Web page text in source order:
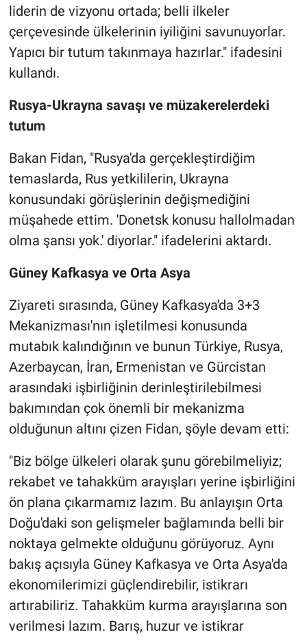
liderin de vizyonu ortada; belli ilkeler
çerçevesinde ülkelerinin iyiliğini savunuyorlar.
Yapıcı bir tutum takınmaya hazırlar." ifadesini
kullandı.
Rusya-Ukrayna savaşı ve müzakerelerdeki
tutum
Bakan Fidan, "Rusya'da gerçekleştirdiğim
temaslarda, Rus yetkililerin, Ukrayna
konusundaki görüşlerinin değişmediğini
müşahede ettim. 'Donetsk konusu hallolmadan
olma şansı yok.' diyorlar." ifadelerini aktardı.
Güney Kafkasya ve Orta Asya
Ziyareti sırasında, Güney Kafkasya'da 3+3
Mekanizması'nın işletilmesi konusunda
mutabık kalındığının ve bunun Türkiye, Rusya,
Azerbaycan, İran, Ermenistan ve Gürcistan
arasındaki işbirliğinin derinleştirilebilmesi
bakımından çok önemli bir mekanizma
olduğunun altını çizen Fidan, şöyle devam etti:
"Biz bölge ülkeleri olarak şunu görebilmeliyiz;
rekabet ve tahakküm arayışları yerine işbirliğini
ön plana çıkarmamız lazım. Bu anlayışın Orta
Doğu'daki son gelişmeler bağlamında belli bir
noktaya gelmekte olduğunu görüyoruz. Aynı
bakış açısıyla Güney Kafkasya ve Orta Asya'da
ekonomilerimizi güçlendirebilir, istikrarı
artırabiliriz. Tahakküm kurma arayışlarına son
verilmesi lazım. Barış, huzur ve istikrar